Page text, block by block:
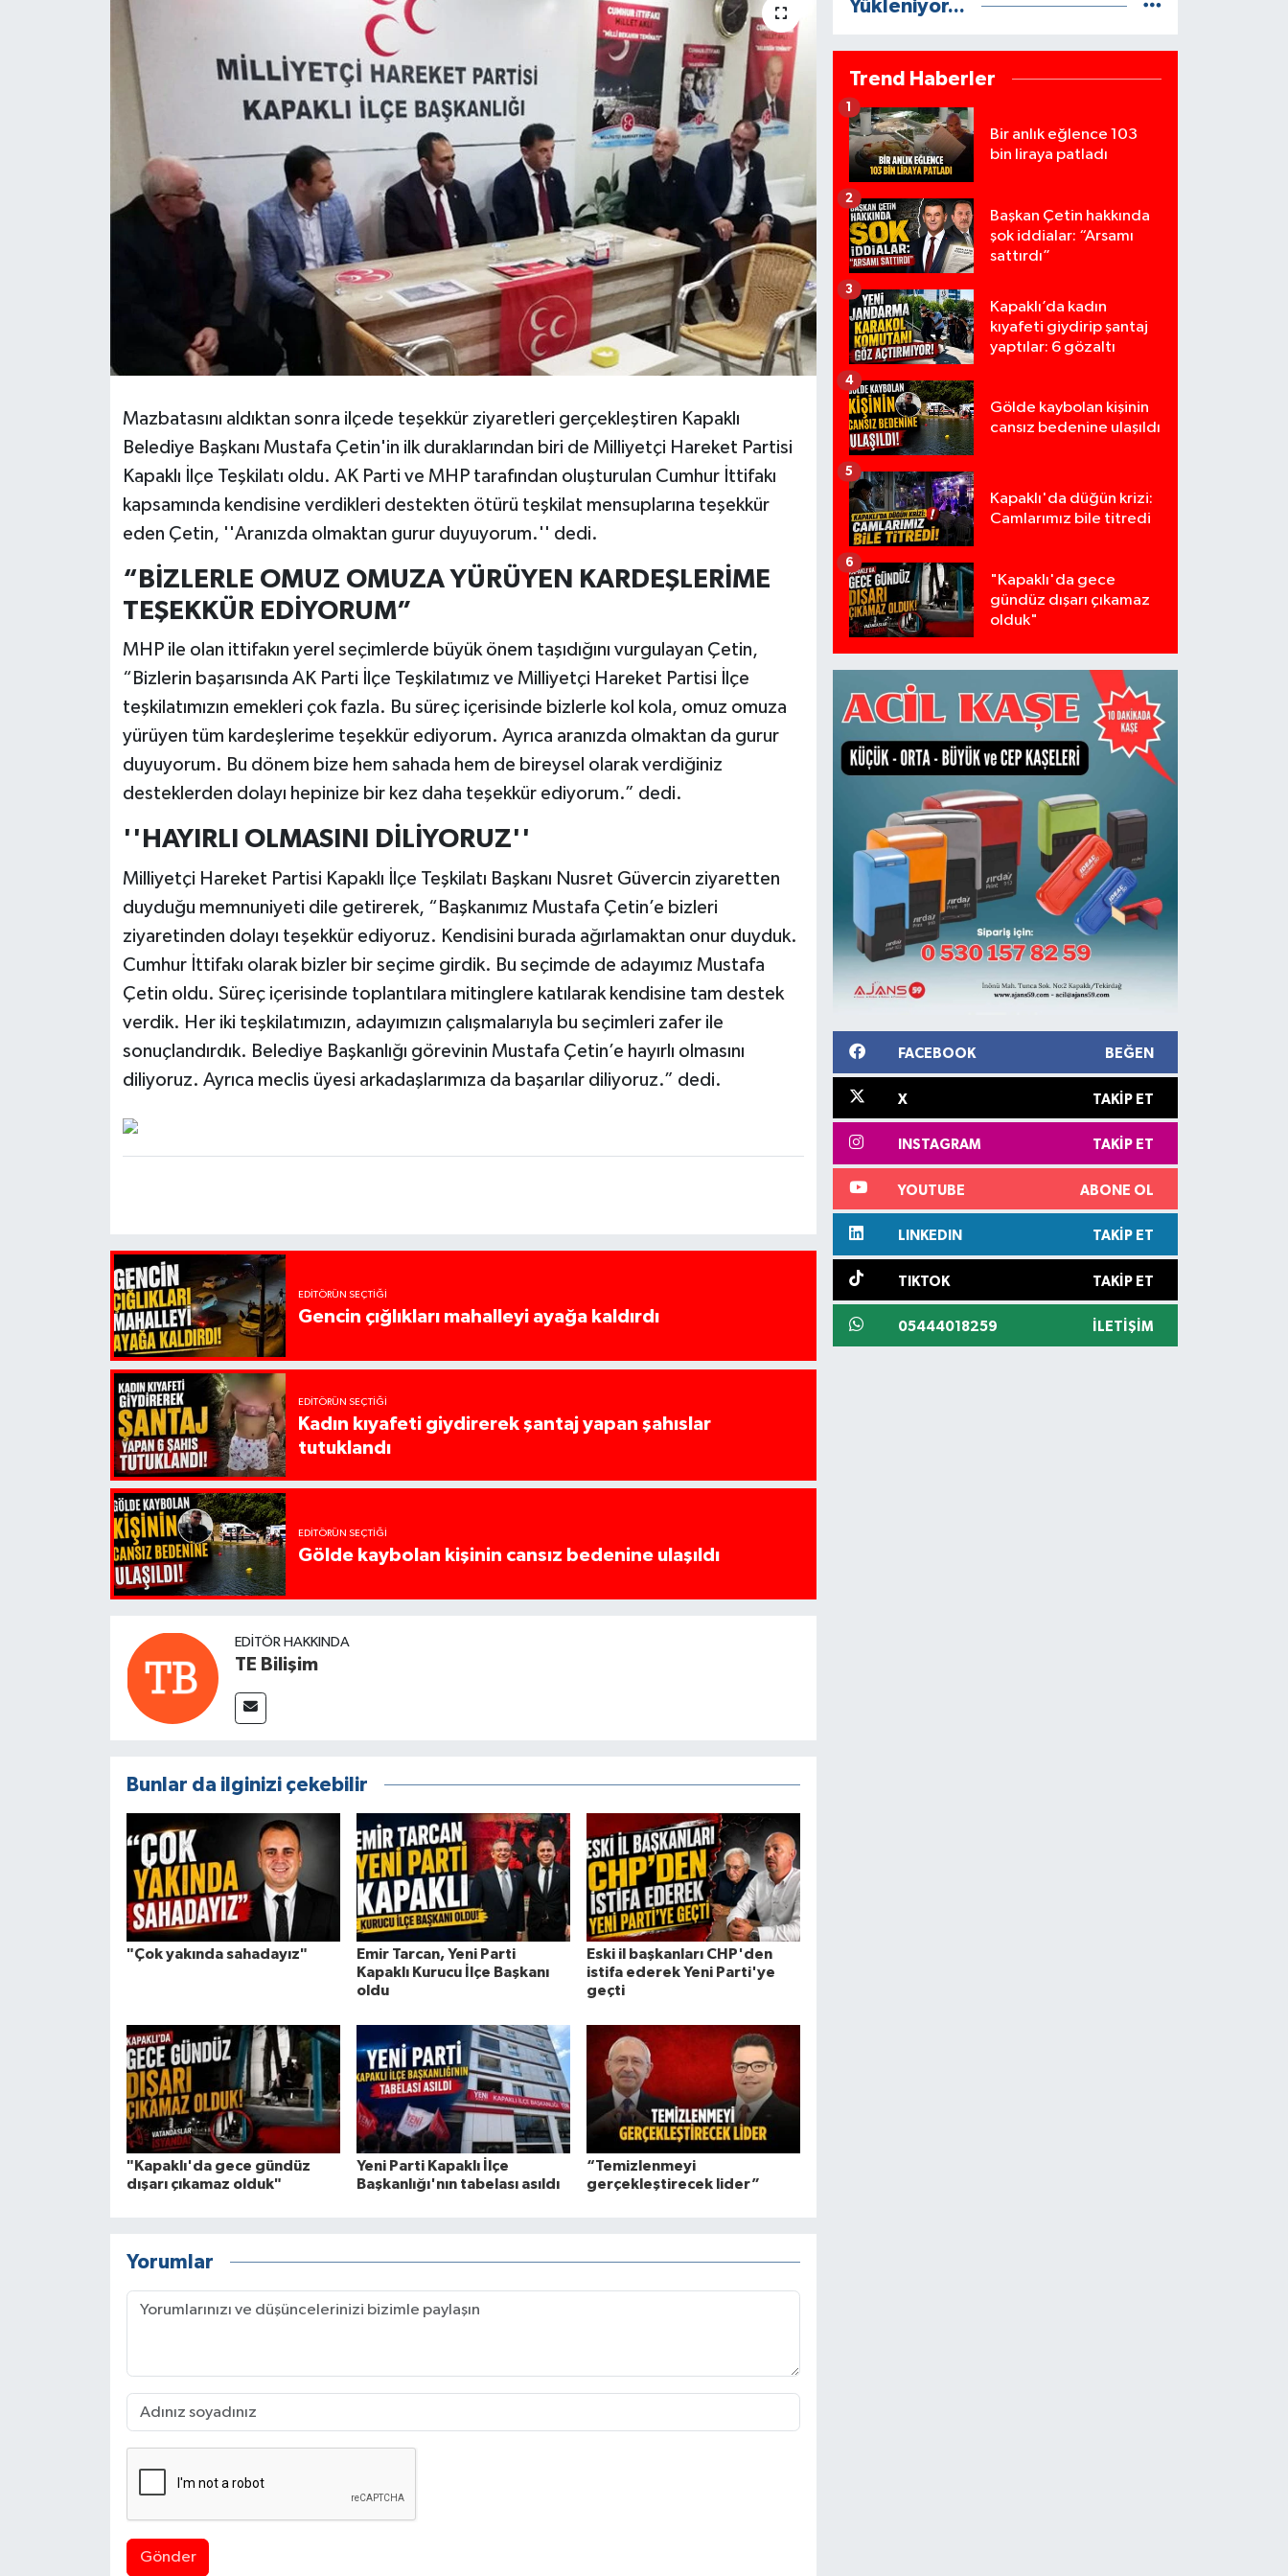
Mazbatasını aldıktan sonra ilçede teşekkür ziyaretleri gerçekleştiren Kapaklı
Belediye Başkanı Mustafa Çetin'in ilk duraklarından biri de Milliyetçi Hareket Partisi
Kapaklı İlçe Teşkilatı oldu. AK Parti ve MHP tarafından oluşturulan Cumhur İttifakı
kapsamında kendisine verdikleri destekten ötürü teşkilat mensuplarına teşekkür
eden Çetin, ''Aranızda olmaktan gurur duyuyorum.'' dedi.
“BİZLERLE OMUZ OMUZA YÜRÜYEN KARDEŞLERİME
TEŞEKKÜR EDİYORUM”
MHP ile olan ittifakın yerel seçimlerde büyük önem taşıdığını vurgulayan Çetin,
“Bizlerin başarısında AK Parti İlçe Teşkilatımız ve Milliyetçi Hareket Partisi İlçe
teşkilatımızın emekleri çok fazla. Bu süreç içerisinde bizlerle kol kola, omuz omuza
yürüyen tüm kardeşlerime teşekkür ediyorum. Ayrıca aranızda olmaktan da gurur
duyuyorum. Bu dönem bize hem sahada hem de bireysel olarak verdiğiniz
desteklerden dolayı hepinize bir kez daha teşekkür ediyorum.” dedi.
''HAYIRLI OLMASINI DİLİYORUZ''
Milliyetçi Hareket Partisi Kapaklı İlçe Teşkilatı Başkanı Nusret Güvercin ziyaretten
duyduğu memnuniyeti dile getirerek, “Başkanımız Mustafa Çetin’e bizleri
ziyaretinden dolayı teşekkür ediyoruz. Kendisini burada ağırlamaktan onur duyduk.
Cumhur İttifakı olarak bizler bir seçime girdik. Bu seçimde de adayımız Mustafa
Çetin oldu. Süreç içerisinde toplantılara mitinglere katılarak kendisine tam destek
verdik. Her iki teşkilatımızın, adayımızın çalışmalarıyla bu seçimleri zafer ile
sonuçlandırdık. Belediye Başkanlığı görevinin Mustafa Çetin’e hayırlı olmasını
diliyoruz. Ayrıca meclis üyesi arkadaşlarımıza da başarılar diliyoruz.” dedi.
EDITÖRÜN SEÇTIĞI
Gencin çığlıkları mahalleyi ayağa kaldırdı
EDITÖRÜN SEÇTIĞI
Kadın kıyafeti giydirerek şantaj yapan şahıslar
tutuklandı
EDITÖRÜN SEÇTIĞI
Gölde kaybolan kişinin cansız bedenine ulaşıldı
EDITÖR HAKKINDA
TE Bilişim
Bunlar da ilginizi çekebilir
"Çok yakında sahadayız"
Emir Tarcan, Yeni Parti
Kapaklı Kurucu İlçe Başkanı
oldu
Eski il başkanları CHP'den
istifa ederek Yeni Parti'ye
geçti
"Kapaklı'da gece gündüz
dışarı çıkamaz olduk"
Yeni Parti Kapaklı İlçe
Başkanlığı'nın tabelası asıldı
“Temizlenmeyi
gerçekleştirecek lider”
Yorumlar
Gönder
Yükleniyor...
Trend Haberler
Bir anlık eğlence 103
bin liraya patladı
1
Başkan Çetin hakkında
şok iddialar: “Arsamı
sattırdı”
2
Kapaklı’da kadın
kıyafeti giydirip şantaj
yaptılar: 6 gözaltı
3
Gölde kaybolan kişinin
cansız bedenine ulaşıldı
4
Kapaklı'da düğün krizi:
Camlarımız bile titredi
5
"Kapaklı'da gece
gündüz dışarı çıkamaz
olduk"
6
FACEBOOK BEĞEN
X TAKIP ET
INSTAGRAM TAKIP ET
YOUTUBE ABONE OL
LINKEDIN TAKIP ET
TIKTOK TAKIP ET
05444018259 İLETIŞIM